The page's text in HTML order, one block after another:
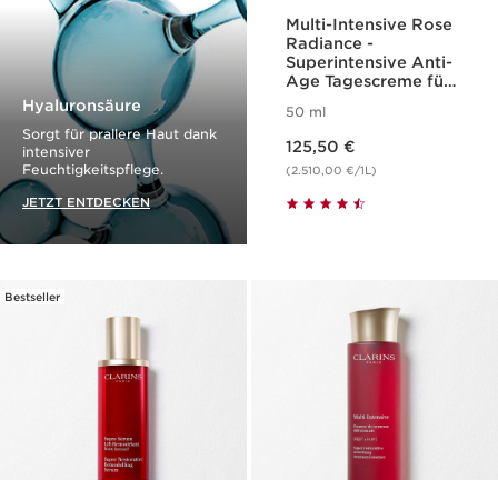
Hyaluronsäure
Sorgt für prallere Haut dank
intensiver
Feuchtigkeitspflege.
JETZT ENTDECKEN
Multi-Intensive Rose
Radiance -
Superintensive Anti-
Age Tagescreme für
Hautdichte, mehr
Leuchtkraft
50 ml
125,50 €
(2.510,00 €/1L)
Bestseller